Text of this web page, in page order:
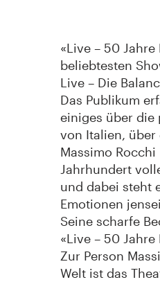
«Live – 50
beliebtesten
Live – Die
Das Publikum
einiges über die
von Italien, über
Massimo
Jahrhundert
und dabei steht
Emotionen
Seine scharfe
«Live – 50
Zur Person
Welt ist das